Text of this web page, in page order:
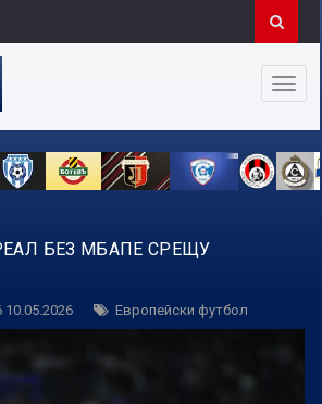
БЕЗ МБАПЕ СРЕЩУ
10.05.2026 Европейски футбол